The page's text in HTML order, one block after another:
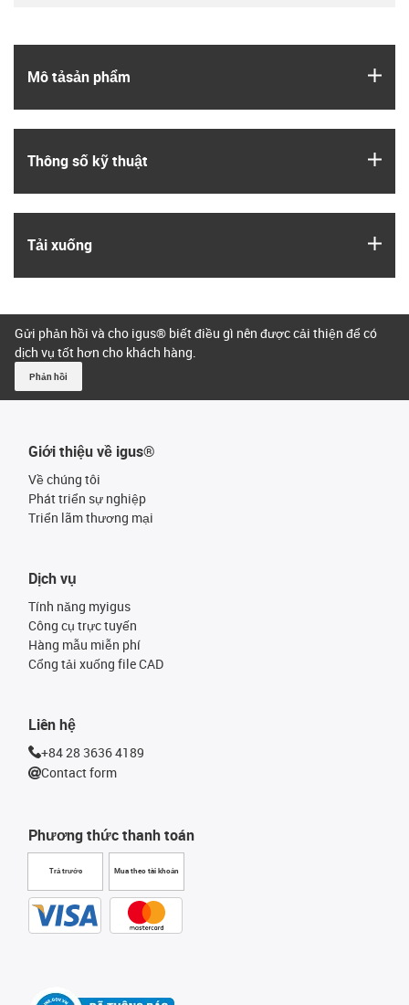
Mô tả­sản phẩm
Thông số kỹ thuật
Tải xuống
Gửi phản hồi và cho igus® biết điều gì nên được cải thiện để có
dịch vụ tốt hơn cho khách hàng.
Phản hồi
Giới thiệu về igus®
Về chúng tôi
Phát triển sự nghiệp
Triển lãm thương mại
Phương thức thanh toán
Trả trước Mua theo tài khoản
Dịch vụ
Tính năng myigus
Công cụ trực tuyến
Hàng mẫu miễn phí
Cổng tải xuống file CAD
Liên hệ
+84 28 3636 4189
Contact form